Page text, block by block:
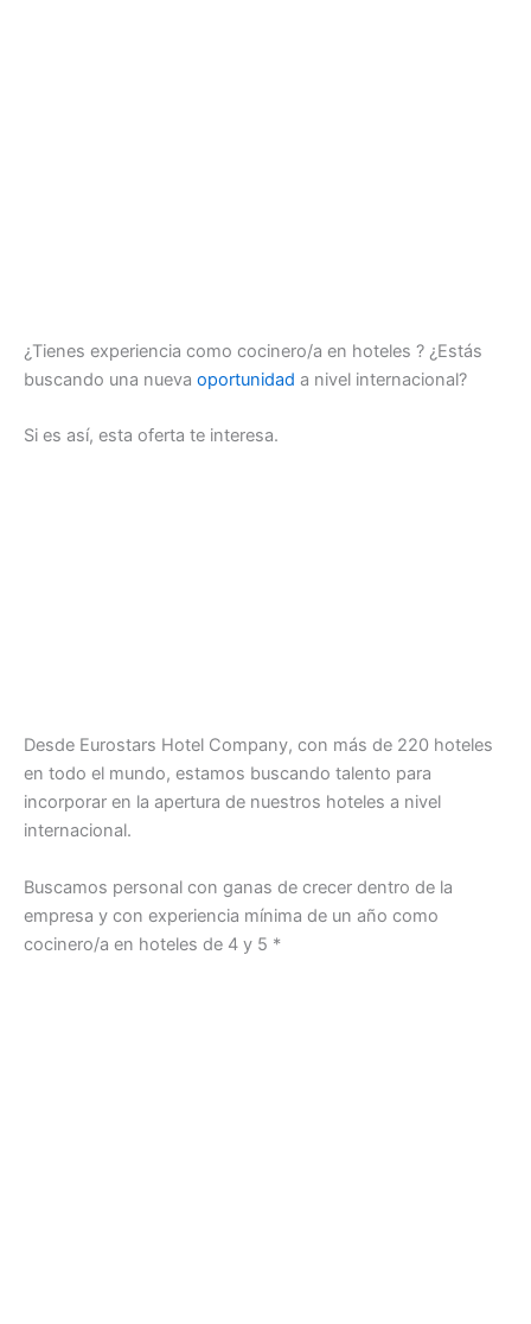
¿Tienes experiencia como cocinero/a en hoteles ? ¿Estás
buscando una nueva oportunidad a nivel internacional?
Si es así, esta oferta te interesa.
Desde Eurostars Hotel Company, con más de 220 hoteles
en todo el mundo, estamos buscando talento para
incorporar en la apertura de nuestros hoteles a nivel
internacional.
Buscamos personal con ganas de crecer dentro de la
empresa y con experiencia mínima de un año como
cocinero/a en hoteles de 4 y 5 *